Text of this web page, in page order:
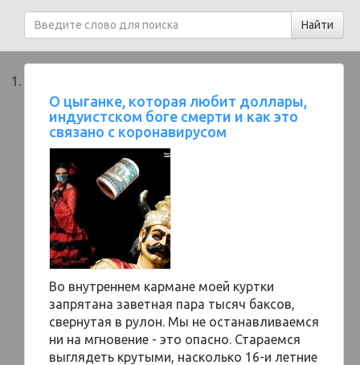
О цыганке, которая любит доллары,
индуистском боге смерти и как это
связано с коронавирусом
Во внутреннем кармане моей куртки
запрятана заветная пара тысяч баксов,
свернутая в рулон. Мы не останавливаемся
ни на мгновение - это опасно. Стараемся
выглядеть крутыми, насколько 16-и летние